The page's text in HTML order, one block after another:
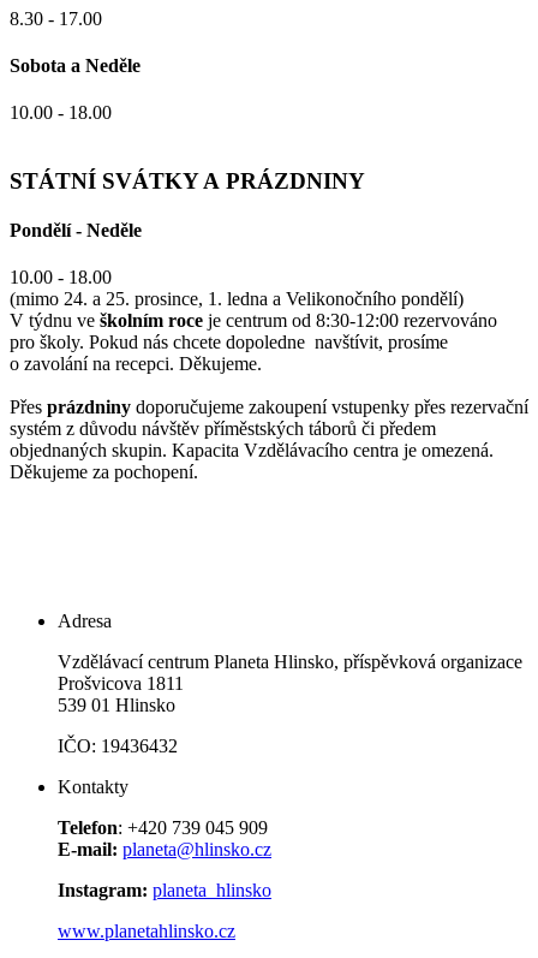
8.30 - 17.00
Sobota a Neděle
10.00 - 18.00
STÁTNÍ SVÁTKY A PRÁZDNINY
Pondělí - Neděle
10.00 - 18.00
(mimo 24. a 25. prosince, 1. ledna a Velikonočního pondělí)
V týdnu ve školním roce je centrum od 8:30-12:00 rezervováno
pro školy. Pokud nás chcete dopoledne navštívit, prosíme
o zavolání na recepci. Děkujeme.
Přes prázdniny doporučujeme zakoupení vstupenky přes rezervační
systém z důvodu návštěv příměstských táborů či předem
objednaných skupin. Kapacita Vzdělávacího centra je omezená.
Děkujeme za pochopení.
Adresa
Vzdělávací centrum Planeta Hlinsko, příspěvková organizace
Prošvicova 1811
539 01 Hlinsko
IČO: 19436432
Kontakty
Telefon: +420 739 045 909
E-mail: planeta@hlinsko.cz
Instagram: planeta_hlinsko
www.planetahlinsko.cz